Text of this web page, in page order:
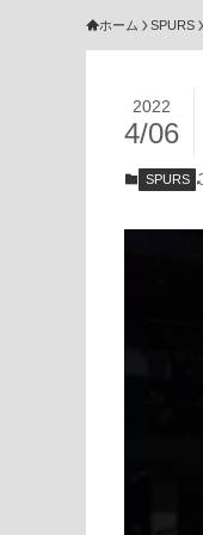
ホーム SPURS
2022
4/06
SPURS